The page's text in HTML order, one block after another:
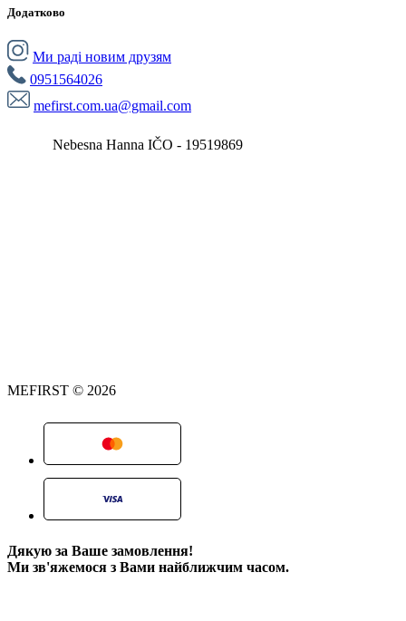
Додатково
Ми раді новим друзям
0951564026
mefirst.com.ua@gmail.com
Nebesna Hanna IČO - 19519869
MEFIRST © 2026
Дякую за Ваше замовлення!
Ми зв'яжемося з Вами найближчим часом.